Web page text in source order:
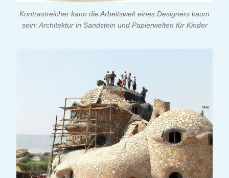
Kontrastreicher kann die Arbeitswelt eines Designers kaum
sein: Architektur in Sandstein und Papierwelten für Kinder